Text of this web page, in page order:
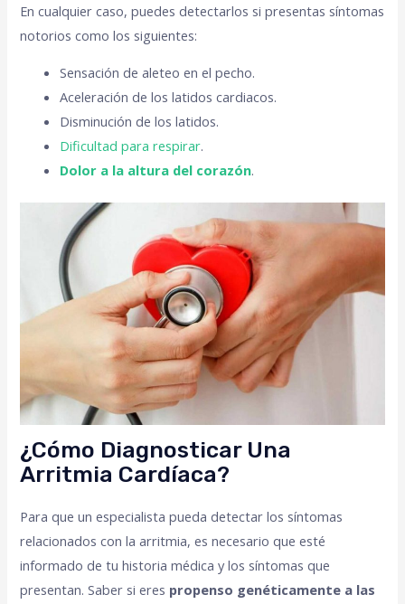
En cualquier caso, puedes detectarlos si presentas síntomas
notorios como los siguientes:
Sensación de aleteo en el pecho.
Aceleración de los latidos cardiacos.
Disminución de los latidos.
Dificultad para respirar.
Dolor a la altura del corazón.
¿Cómo Diagnosticar Una
Arritmia Cardíaca?
Para que un especialista pueda detectar los síntomas
relacionados con la arritmia, es necesario que esté
informado de tu historia médica y los síntomas que
presentan. Saber si eres propenso genéticamente a las